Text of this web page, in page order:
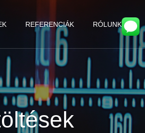
REFERENCIÁK RÓLUNK